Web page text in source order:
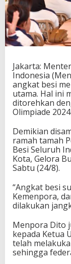
Jakarta:
Indonesia
angkat besi
utama. Hal ini
ditorehkan
Olimpiade
Demikian
ramah tamah
Besi Seluruh
Kota, Gelora
Sabtu (24/8).
“Angkat besi
Kemenpora,
dilakukan
Menpora Dito
kepada Ketua
telah
sehingga